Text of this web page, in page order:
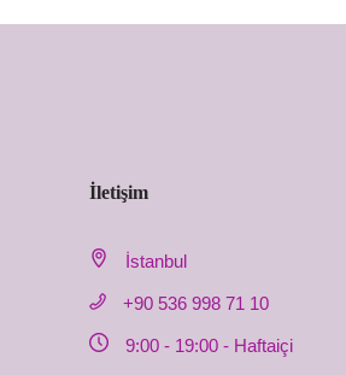
İletişim
İstanbul
+90 536 998 71 10
9:00 - 19:00 - Haftaiçi